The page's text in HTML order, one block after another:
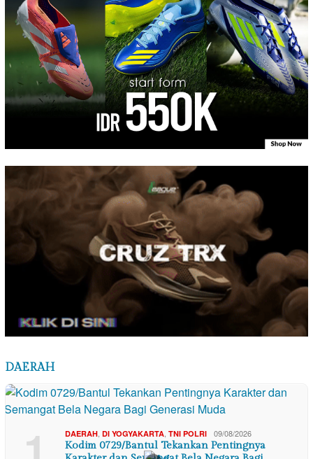
DAERAH
DAERAH DI YOGYAKARTA TNI POLRI 09/08/2026
Kodim 0729/Bantul Tekankan Pentingnya